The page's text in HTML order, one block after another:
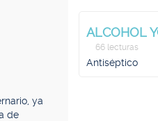
ya
de
ALCOHOL
66 lecturas
Antiséptico